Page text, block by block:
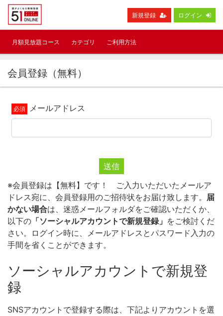
新規登録 ログイン
月額見放題コース カテゴリ ご利用方法
会員登録（無料）
メールアドレス
送信
※会員登録は【無料】です！ ご入力いただいたメールア
ドレス宛に、会員登録用のご招待状をお届け致します。 届
かない場合は、迷惑メールフォルダをご確認いただくか、
以下の 「ソーシャルアカウントで新規登録」 をご検討くだ
さい。ログイン時に、メールアドレスとパスワード入力の
手間を省くことができます。
ソーシャルアカウントで新規登
録
SNSアカウントで登録する際は、下記よりアカウントを選